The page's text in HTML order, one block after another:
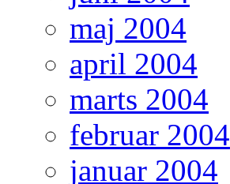
maj 2004
april 2004
marts 2004
februar 2004
januar 2004